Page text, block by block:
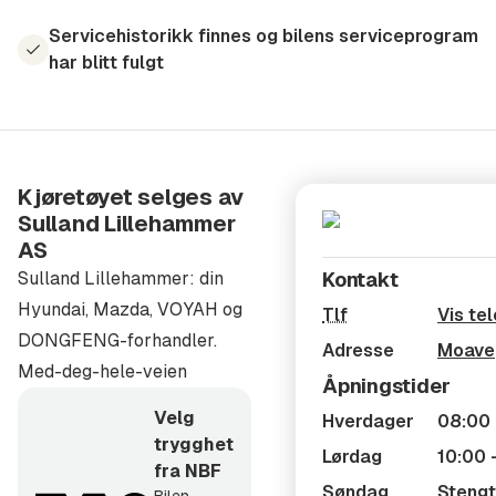
Alle våre bruktbiler leveres med garanti.
Garantiens varighet er beskrevet i omtalen av den
Tilbehør:
Vi monterer det aller meste av tilbehør som finnes,
eksempelvis:
Webasto/Eberspacher parkeringsvarmere,
tilhengerfeste, DEFA motor og kupevarmere, Packline
Skibokser, lasteholdere fra Thule og Whispbar, BeSafe
barneseter fra HTS
Servicehistorikk finnes og bilens serviceprogram
har blitt fulgt
Kjøretøyet selges av
Sulland Lillehammer
AS
Sulland Lillehammer: din
Hyundai, Mazda, VOYAH og
DONGFENG-forhandler.
Med-deg-hele-veien
Velg
trygghet
fra NBF
Kontakt
Tlf
Vis
Adresse
Åpningstider
Hverdager
08:00
Lørdag
10:00